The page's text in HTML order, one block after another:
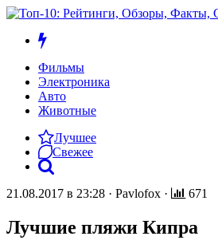
Фильмы
Электроника
Авто
Животные
Лучшее
Свежее
21.08.2017 в 23:28 · Pavlofox · 671
Лучшие пляжи Кипра